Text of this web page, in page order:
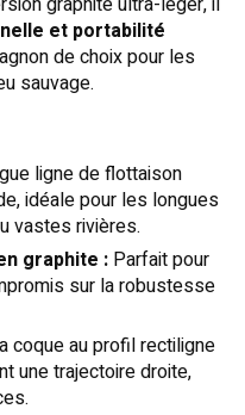
et portabilité
de choix pour les
sauvage.
ligne de flottaison
idéale pour les longues
vastes rivières.
graphite : Parfait pour
sur la robustesse
coque au profil rectiligne
une trajectoire droite,